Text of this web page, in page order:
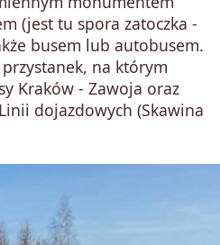
(jest tu spora zatoczka -
busem lub autobusem.
przystanek, na którym
Kraków - Zawoja oraz
dojazdowych (Skawina